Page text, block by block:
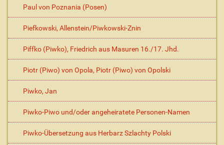
Paul von Poznania (Posen)
Piefkowski, Allenstein/Piwkowski-Znin
Piffko (Piwko), Friedrich aus Masuren 16./17. Jhd.
Piotr (Piwo) von Opola, Piotr (Piwo) von Opolski
Piwko, Jan
Piwko-Piwo und/oder angeheiratete Personen-Namen
Piwko-Übersetzung aus Herbarz Szlachty Polski